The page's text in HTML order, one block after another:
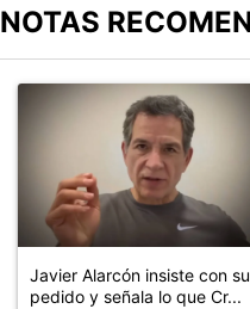
NOTAS
Un artículo de tendencia
Javier Alarcón insiste con su
pedido y señala lo que Cr...